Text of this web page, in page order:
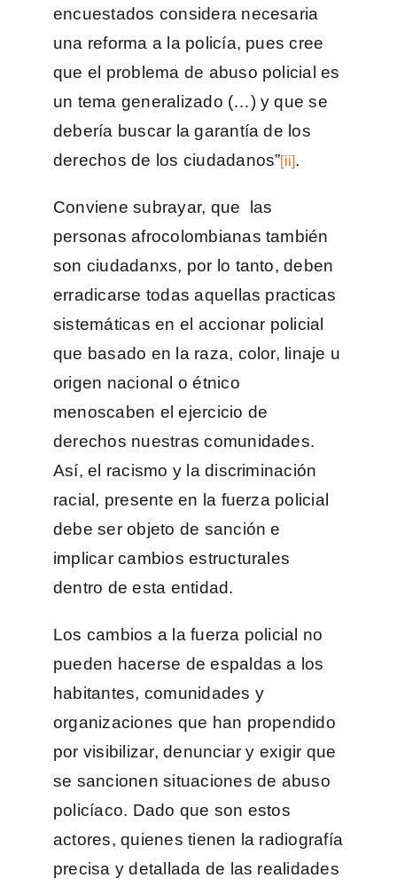
encuestados considera necesaria
una reforma a la policía, pues cree
que el problema de abuso policial es
un tema generalizado (…) y que se
debería buscar la garantía de los
derechos de los ciudadanos”[ii].
Conviene subrayar, que las
personas afrocolombianas también
son ciudadanxs, por lo tanto, deben
erradicarse todas aquellas practicas
sistemáticas en el accionar policial
que basado en la raza, color, linaje u
origen nacional o étnico
menoscaben el ejercicio de
derechos nuestras comunidades.
Así, el racismo y la discriminación
racial, presente en la fuerza policial
debe ser objeto de sanción e
implicar cambios estructurales
dentro de esta entidad.
Los cambios a la fuerza policial no
pueden hacerse de espaldas a los
habitantes, comunidades y
organizaciones que han propendido
por visibilizar, denunciar y exigir que
se sancionen situaciones de abuso
policíaco. Dado que son estos
actores, quienes tienen la radiografía
precisa y detallada de las realidades